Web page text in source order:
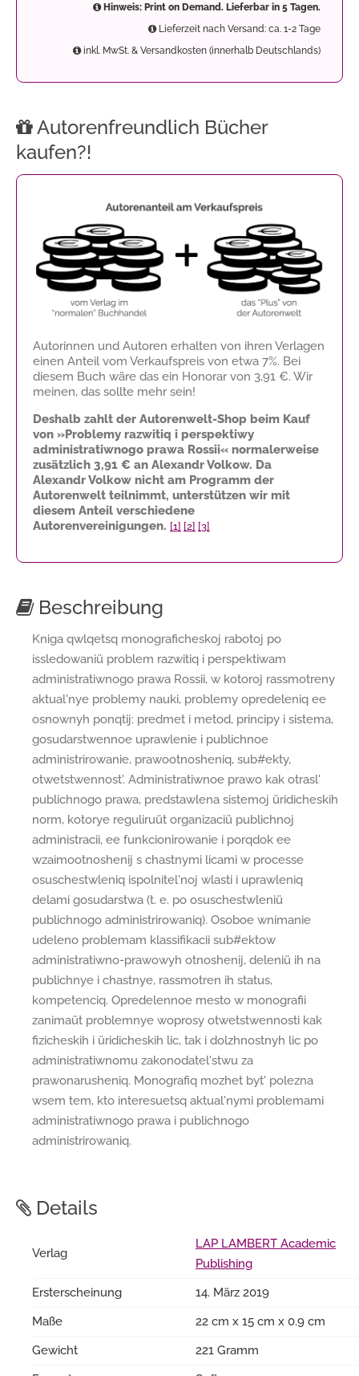
Hinweis: Print on Demand. Lieferbar in 5 Tagen.
Lieferzeit nach Versand: ca. 1-2 Tage
inkl. MwSt. & Versandkosten (innerhalb Deutschlands)
Autorenfreundlich Bücher
kaufen?!
Autorinnen und Autoren erhalten von ihren Verlagen
einen Anteil vom Verkaufspreis von etwa 7%. Bei
diesem Buch wäre das ein Honorar von 3,91 €. Wir
meinen, das sollte mehr sein!
Deshalb zahlt der Autorenwelt-Shop beim Kauf
von »Problemy razwitiq i perspektiwy
administratiwnogo prawa Rossii« normalerweise
zusätzlich 3,91 € an Alexandr Volkow. Da
Alexandr Volkow nicht am Programm der
Autorenwelt teilnimmt, unterstützen wir mit
diesem Anteil verschiedene
Autorenvereinigungen. [1] [2] [3]
Beschreibung
Kniga qwlqetsq monograficheskoj rabotoj po
issledowaniü problem razwitiq i perspektiwam
administratiwnogo prawa Rossii, w kotoroj rassmotreny
aktual'nye problemy nauki, problemy opredeleniq ee
osnownyh ponqtij: predmet i metod, principy i sistema,
gosudarstwennoe uprawlenie i publichnoe
administrirowanie, prawootnosheniq, sub#ekty,
otwetstwennost'. Administratiwnoe prawo kak otrasl'
publichnogo prawa, predstawlena sistemoj üridicheskih
norm, kotorye reguliruüt organizaciü publichnoj
administracii, ee funkcionirowanie i porqdok ee
wzaimootnoshenij s chastnymi licami w processe
osuschestwleniq ispolnitel'noj wlasti i uprawleniq
delami gosudarstwa (t. e. po osuschestwleniü
publichnogo administrirowaniq). Osoboe wnimanie
udeleno problemam klassifikacii sub#ektow
administratiwno-prawowyh otnoshenij, deleniü ih na
publichnye i chastnye, rassmotren ih status,
kompetenciq. Opredelennoe mesto w monografii
zanimaüt problemnye woprosy otwetstwennosti kak
fizicheskih i üridicheskih lic, tak i dolzhnostnyh lic po
administratiwnomu zakonodatel'stwu za
prawonarusheniq. Monografiq mozhet byt' polezna
wsem tem, kto interesuetsq aktual'nymi problemami
administratiwnogo prawa i publichnogo
administrirowaniq.
Details
Verlag
LAP LAMBERT Academic
Publishing
Ersterscheinung
14. März 2019
Maße
22 cm x 15 cm x 0.9 cm
Gewicht
221 Gramm